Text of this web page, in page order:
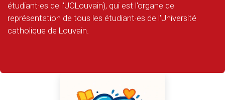
étudiant·es de l'UCLouvain), qui est l'organe de
représentation de tous les étudiant·es de l'Université
catholique de Louvain.